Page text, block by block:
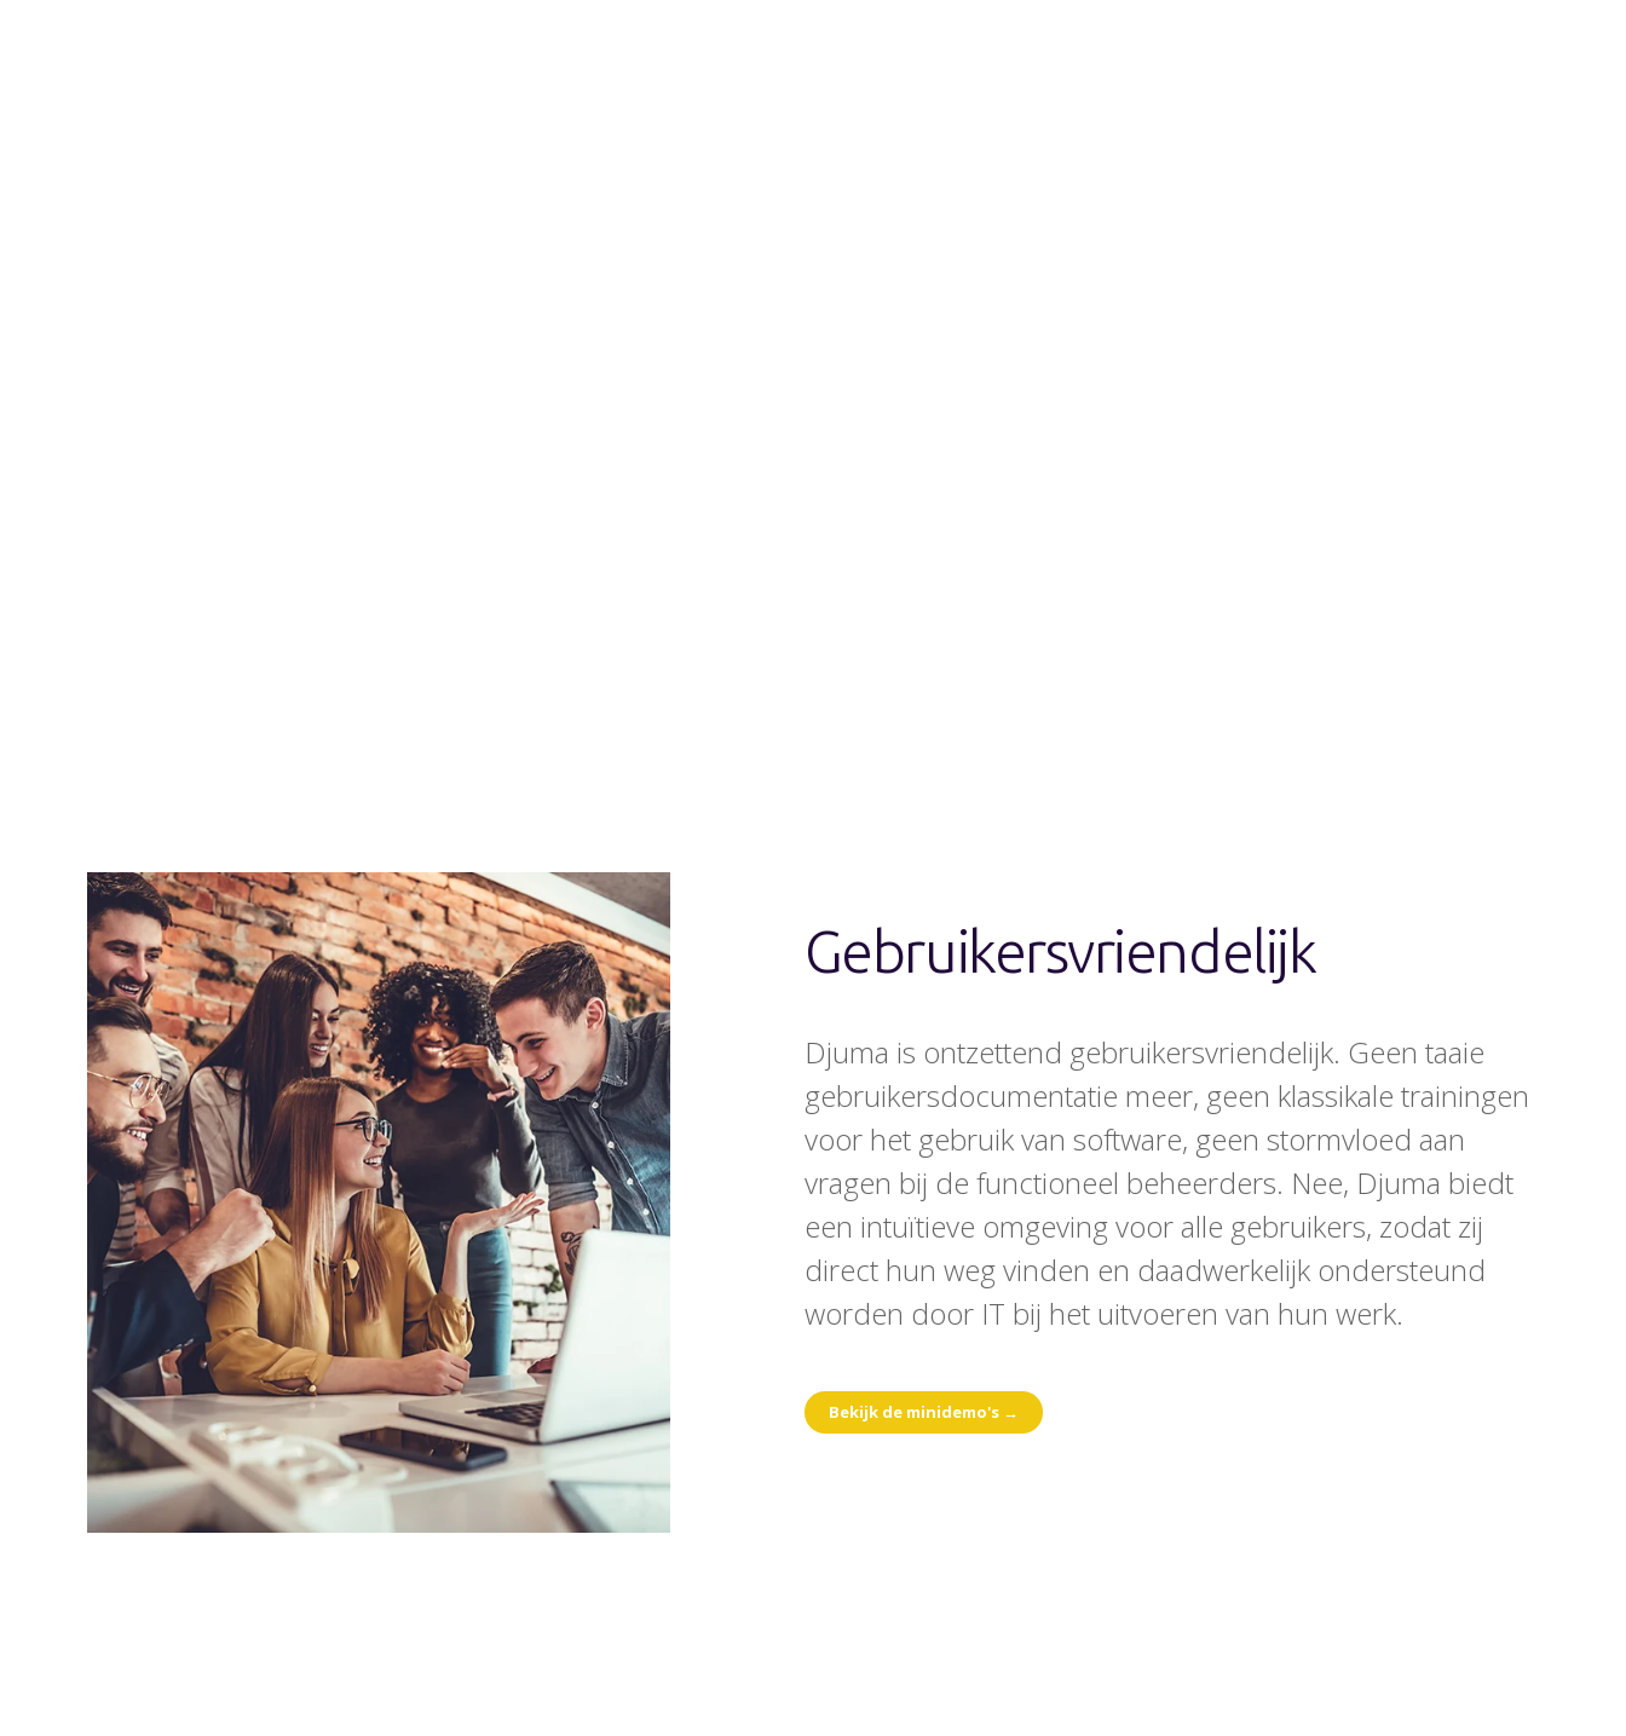
Gebruikersvriendelijk
Djuma is ontzettend gebruikersvriendelijk. Geen taaie
gebruikersdocumentatie meer, geen klassikale trainingen
voor het gebruik van software, geen stormvloed aan
vragen bij de functioneel beheerders. Nee, Djuma biedt
een intuïtieve omgeving voor alle gebruikers, zodat zij
direct hun weg vinden en daadwerkelijk ondersteund
worden door IT bij het uitvoeren van hun werk.
Bekijk de minidemo's →